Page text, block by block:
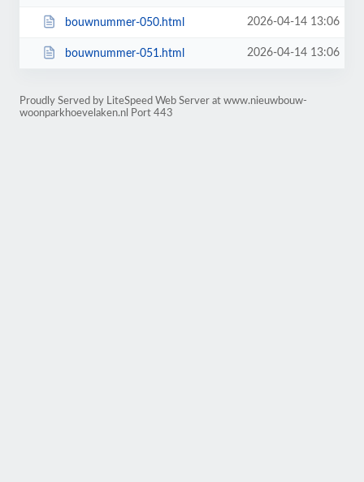
bouwnummer-050.html 2026-04-14 13:06
bouwnummer-051.html 2026-04-14 13:06
Proudly Served by LiteSpeed Web Server at www.nieuwbouw-
woonparkhoevelaken.nl Port 443